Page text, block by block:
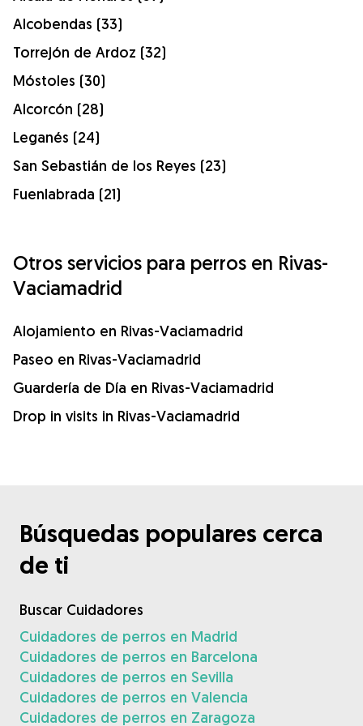
Alcobendas (33)
Torrejón de Ardoz (32)
Móstoles (30)
Alcorcón (28)
Leganés (24)
San Sebastián de los Reyes (23)
Fuenlabrada (21)
Otros servicios para perros en Rivas-
Vaciamadrid
Alojamiento en Rivas-Vaciamadrid
Paseo en Rivas-Vaciamadrid
Guardería de Día en Rivas-Vaciamadrid
Drop in visits in Rivas-Vaciamadrid
Búsquedas populares cerca
de ti
Buscar Cuidadores
Cuidadores de perros en Madrid
Cuidadores de perros en Barcelona
Cuidadores de perros en Sevilla
Cuidadores de perros en Valencia
Cuidadores de perros en Zaragoza